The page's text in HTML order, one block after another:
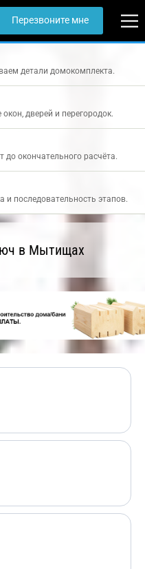
Перезвоните мне
детали домокомплекта.
дверей и перегородок.
окончательного расчёта.
и последовательность этапов.
в Мытищах